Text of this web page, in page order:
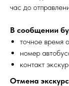
час до
В сообщении
точное время
номер
контакт
Отмена